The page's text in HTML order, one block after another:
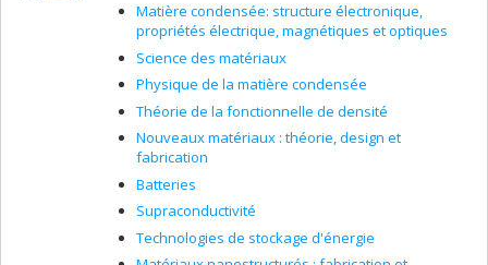
Matière condensée: structure électronique,
propriétés électrique, magnétiques et optiques
Science des matériaux
Physique de la matière condensée
Théorie de la fonctionnelle de densité
Nouveaux matériaux : théorie, design et
fabrication
Batteries
Supraconductivité
Technologies de stockage d'énergie